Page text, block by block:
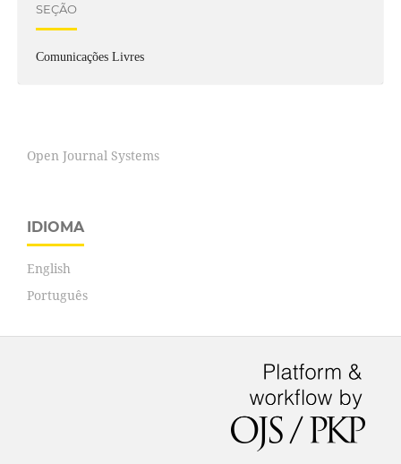
SEÇÃO
Comunicações Livres
Open Journal Systems
IDIOMA
English
Português